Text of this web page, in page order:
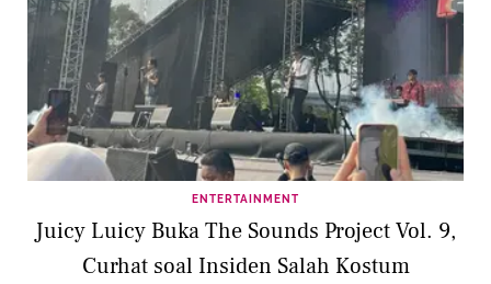
ENTERTAINMENT
Juicy Luicy Buka The Sounds Project Vol. 9,
Curhat soal Insiden Salah Kostum